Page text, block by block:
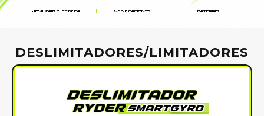
DESLIMITADORES/LIMITADORES